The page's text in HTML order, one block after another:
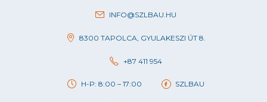
INFO@SZLBAU.HU
8300 TAPOLCA, GYULAKESZI ÚT 8.
+87 411 954
H-P: 8:00 – 17:00 SZLBAU